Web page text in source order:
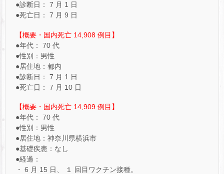
●診断日： 7 月 1 日
●死亡日： 7 月 9 日
【概要・国内死亡 14,908 例目】
●年代： 70 代
●性別：男性
●居住地：都内
●診断日： 7 月 1 日
●死亡日： 7 月 10 日
【概要・国内死亡 14,909 例目】
●年代： 70 代
●性別：男性
●居住地：神奈川県横浜市
●基礎疾患：なし
●経過：
・ 6 月 15 日、 １ 回目ワクチン接種。